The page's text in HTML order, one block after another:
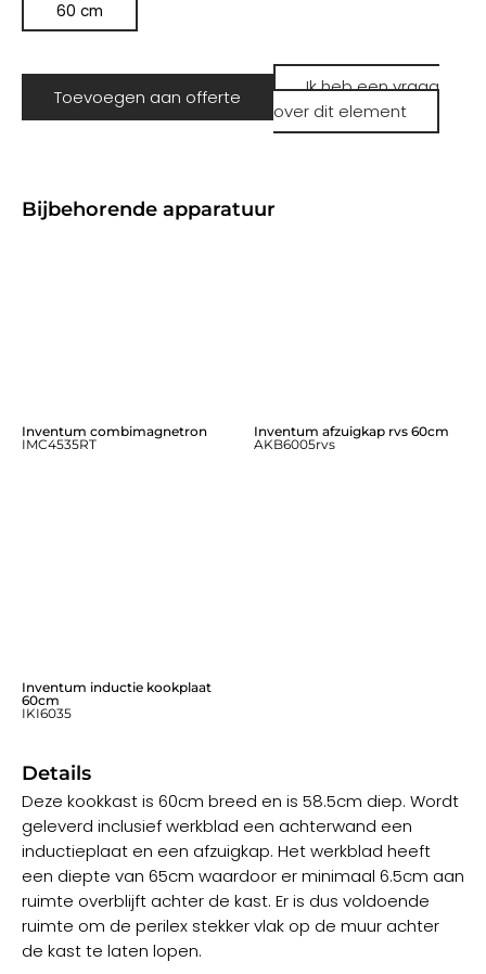
60 cm
Toevoegen aan offerte
Ik heb een vraag
over dit element
Bijbehorende apparatuur
Inventum combimagnetron
IMC4535RT
Inventum afzuigkap rvs 60cm
AKB6005rvs
Inventum inductie kookplaat
60cm
IKI6035
Details
Deze kookkast is 60cm breed en is 58.5cm diep. Wordt
geleverd inclusief werkblad een achterwand een
inductieplaat en een afzuigkap. Het werkblad heeft
een diepte van 65cm waardoor er minimaal 6.5cm aan
ruimte overblijft achter de kast. Er is dus voldoende
ruimte om de perilex stekker vlak op de muur achter
de kast te laten lopen.